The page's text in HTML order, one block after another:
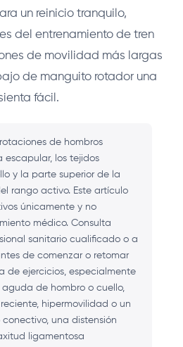
un reinicio tranquilo,
del entrenamiento de tren
de movilidad más largas
de manguito rotador una
fácil.
de hombros
escapular, los tejidos
y la parte superior de la
rango activo. Este artículo
únicamente y no
médico. Consulta
sanitario cualificado o a
de comenzar o retomar
de ejercicios, especialmente
aguda de hombro o cuello,
hipermovilidad o un
una distensión
ligamentosa